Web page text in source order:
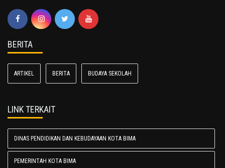
BERITA
ARTIKEL BERITA BUDAYA SEKOLAH
LINK TERKAIT
DINAS PENDIDIKAN DAN KEBUDAYAAN KOTA BIMA
PEMERINTAH KOTA BIMA